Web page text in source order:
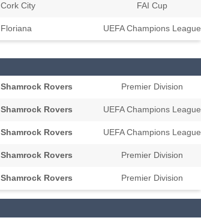
Cork City FAI Cup
Floriana UEFA Champions League
Shamrock Rovers Premier Division
Shamrock Rovers UEFA Champions League
Shamrock Rovers UEFA Champions League
Shamrock Rovers Premier Division
Shamrock Rovers Premier Division